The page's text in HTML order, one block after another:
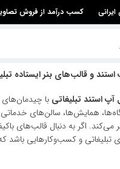
کسب درآمد از فروش
و قالب‌های بنر ایستاده
آپ استند تبلیغاتی با
همایش‌ها، سالن‌های
اگر به دنبال قالب‌های
تبلیغاتی و کسب‌وکارهایی باشد